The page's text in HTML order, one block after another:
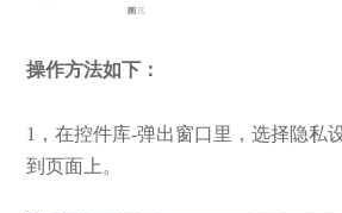
操作方法如下：
1，在控件库-弹出窗口里，选择隐私
到页面上。